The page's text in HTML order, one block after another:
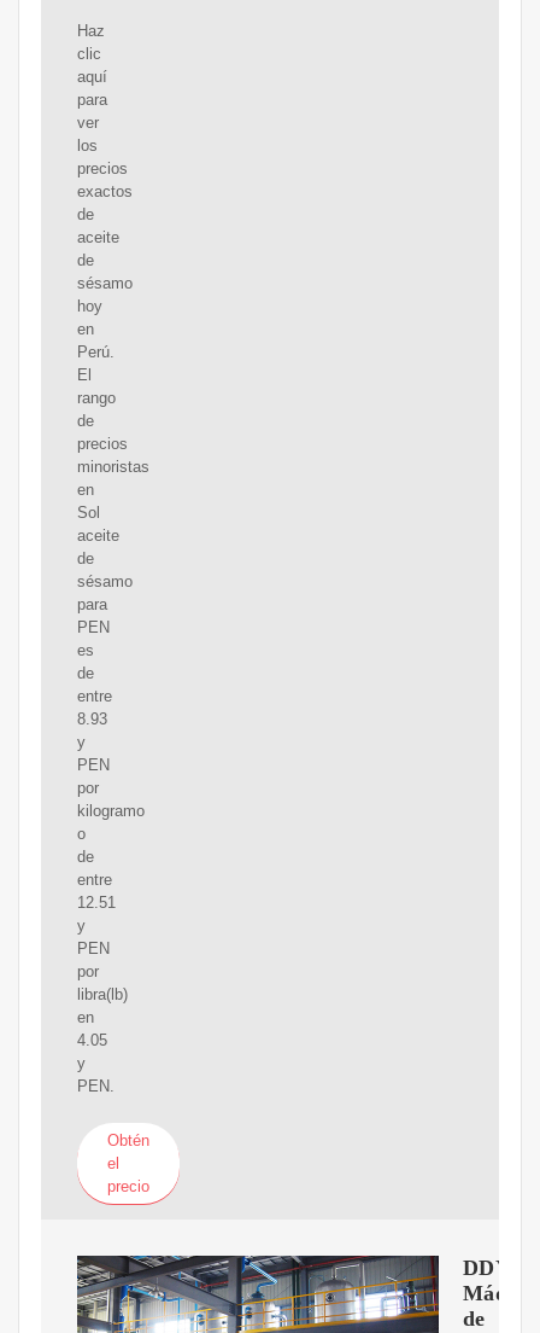
Haz
clic
aquí
para
ver
los
precios
exactos
de
aceite
de
sésamo
hoy
en
Perú.
El
rango
de
precios
minoristas
en
Sol
aceite
de
sésamo
para
PEN
es
de
entre
8.93
y
PEN
por
kilogramo
o
de
entre
12.51
y
PEN
por
libra(lb)
en
4.05
y
PEN.
Obtén
el
precio
de